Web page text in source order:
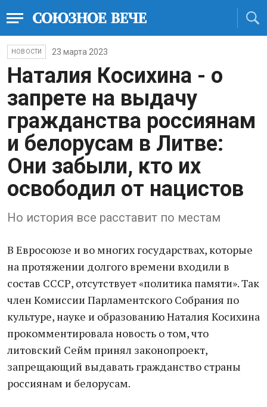
НОВОСТИ 23 марта 2023
Наталия Косихина - о
запрете на выдачу
гражданства россиянам
и белорусам в Литве:
Они забыли, кто их
освободил от нацистов
Но история все расставит по местам
В Евросоюзе и во многих государствах, которые
на протяжении долгого времени входили в
состав СССР, отсутствует «политика памяти». Так
член Комиссии Парламентского Собрания по
культуре, науке и образованию Наталия Косихина
прокомментировала новость о том, что
литовский Сейм принял законопроект,
запрещающий выдавать гражданство страны
россиянам и белорусам.